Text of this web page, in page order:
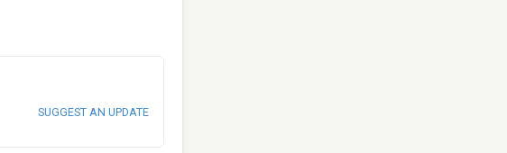
SUGGEST AN UPDATE